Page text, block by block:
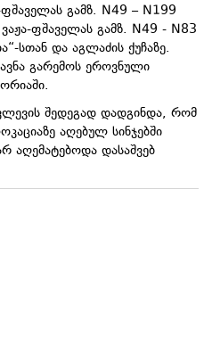
გამზ. N49 – N199
ფშაველას გამზ. N49 - N83
სთან და აგლაძის ქუჩაზე.
გარემოს ეროვნული
შედეგად დადგინდა, რომ
აღებულ სინჯებში
აღემატებოდა დასაშვებ